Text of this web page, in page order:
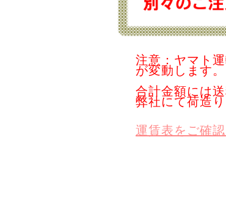
注意：ヤマト
が変動します。
合計金額には
弊社にて荷造
運賃表をご確認